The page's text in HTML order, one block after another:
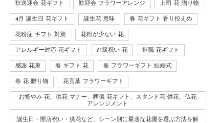
歓送迎会 花ギフト 歓迎会 フラワーアレンジ 上司 花 贈り物
4月 誕生日 花ギフト 誕生花 意味 春 花ギフト 香り控えめ
花粉症 ギフト 対策 花粉が少ない 花
アレルギー対応 花ギフト 進級祝い 花 退職 花ギフト
感謝 花束 春 ギフト 花 春 フラワーギフト 結婚式
春 花 贈り物 花言葉 フラワーギフト
お悔やみ 花、供花 マナー、葬儀 花ギフト、スタンド花 供花、仏花
アレンジメント
誕生日・開店祝い・供花など、シーン別に最適な花屋を選ぶ方法を解